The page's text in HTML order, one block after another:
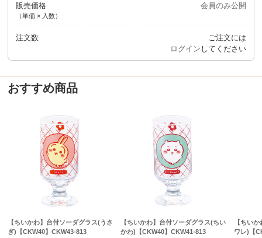
販売価格
（単価 × 入数）
会員のみ公開
注文数
ご注文には
ログイン してください
おすすめ商品
【ちいかわ】台付ソーダグラス(うさ
ぎ)【CKW40】CKW43-813
【ちいかわ】台付ソーダグラス(ちい
かわ)【CKW40】CKW41-813
【ちい
ワレ)【